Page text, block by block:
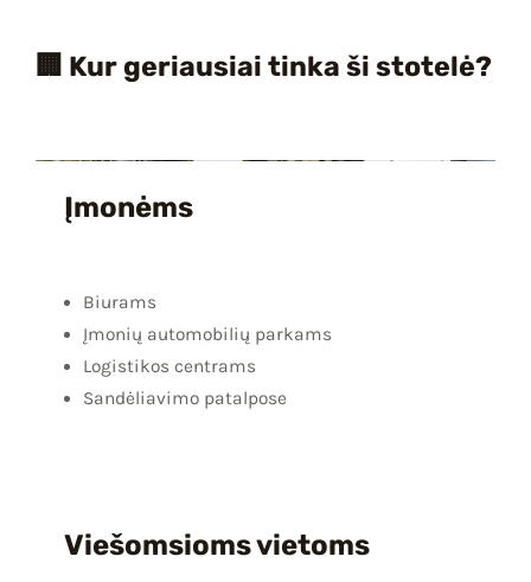
🏢 Kur geriausiai tinka ši stotelė?
Įmonėms
Biurams
Įmonių automobilių parkams
Logistikos centrams
Sandėliavimo patalpose
Viešomsioms vietoms